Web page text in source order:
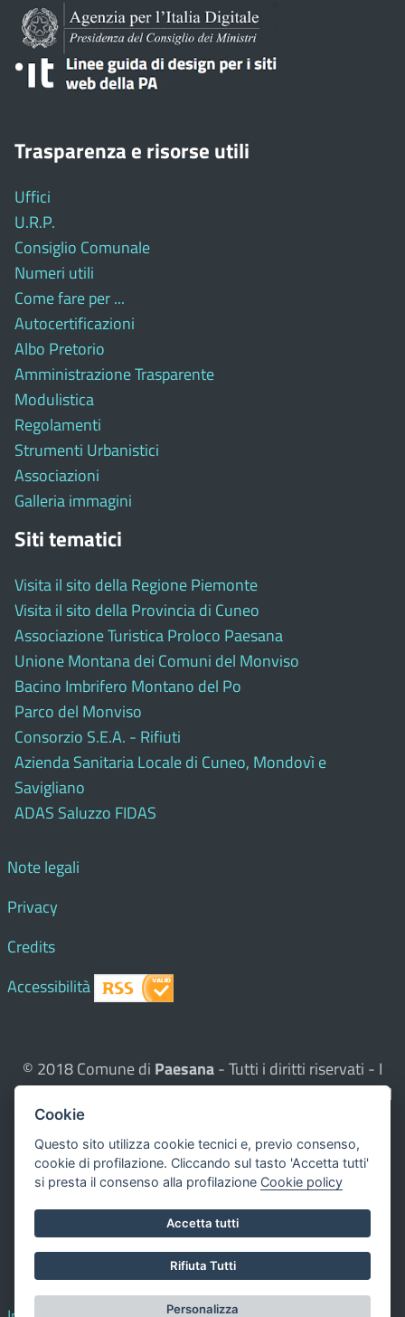
Trasparenza e risorse utili
Uffici
U.R.P.
Consiglio Comunale
Numeri utili
Come fare per ...
Autocertificazioni
Albo Pretorio
Amministrazione Trasparente
Modulistica
Regolamenti
Strumenti Urbanistici
Associazioni
Galleria immagini
Siti tematici
Visita il sito della Regione Piemonte
Visita il sito della Provincia di Cuneo
Associazione Turistica Proloco Paesana
Unione Montana dei Comuni del Monviso
Bacino Imbrifero Montano del Po
Parco del Monviso
Consorzio S.E.A. - Rifiuti
Azienda Sanitaria Locale di Cuneo, Mondovì e
Savigliano
ADAS Saluzzo FIDAS
Note legali
Privacy
Credits
Accessibilità
© 2018 Comune di Paesana- Tutti i diritti riservati - I
contenuti del sito, testi e immagini sono di proprietà del
Comune - CMS:
Questo sito utilizza, nella versione per UTENTI CON
DISLESSIA,Biancoenero ®, una font italiana ad Alta
Leggibilità.
Valuta questo sito
Dichiarazione di accessibilità
redatta il 00.00.0000
Cookie
Questo sito utilizza cookie tecnici e, previo consenso,
cookie di profilazione. Cliccando sul tasto 'Accetta tutti'
si presta il consenso alla profilazione Cookie policy
Accetta tutti
Rifiuta Tutti
Personalizza